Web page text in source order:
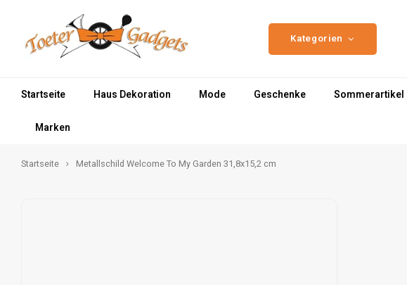
Kategorien
Startseite Haus Dekoration Mode Geschenke Sommerartikel
Marken
Startseite Metallschild Welcome To My Garden 31,8x15,2 cm